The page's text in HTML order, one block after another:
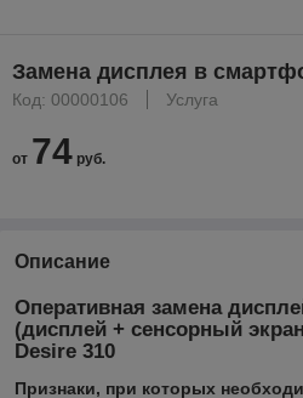
Замена дисплея в
Код: 00000106 Услуга
от 74 руб.
Описание
Оперативная замена
(дисплей + сенсорный
Desire 310
Признаки, при которых